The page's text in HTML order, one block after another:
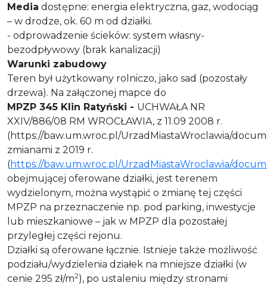
Media dostępne: energia elektryczna, gaz, wodociąg
– w drodze, ok. 60 m od działki.
- odprowadzenie ścieków: system własny-
bezodpływowy (brak kanalizacji)
Warunki zabudowy
Teren był użytkowany rolniczo, jako sad (pozostały
drzewa). Na załączonej mapce do
MPZP 345 Klin Ratyński - UCHWAŁA NR
XXIV/886/08 RM WROCŁAWIA, z 11.09 2008 r.
(https://baw.um.wroc.pl/UrzadMiastaWroclawia/
zmianami z 2019 r.
(https://baw.um.wroc.pl/UrzadMiastaWroclawia/
obejmującej oferowane działki, jest terenem
wydzielonym, można wystąpić o zmianę tej części
MPZP na przeznaczenie np. pod parking, inwestycje
lub mieszkaniowe – jak w MPZP dla pozostałej
przyległej części rejonu.
Działki są oferowane łącznie. Istnieje także możliwość
podziału/wydzielenia działek na mniejsze działki (w
cenie 295 zł/m2), po ustaleniu między stronami